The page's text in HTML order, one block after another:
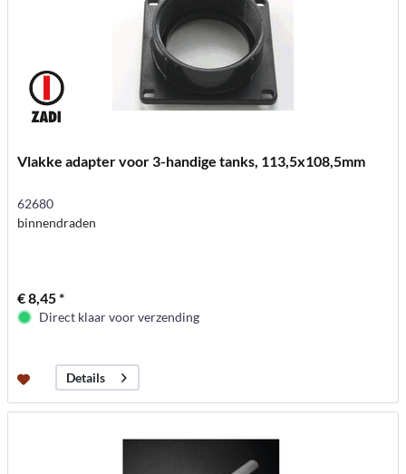
Vlakke adapter voor 3-handige tanks, 113,5x108,5mm
62680
binnendraden
€ 8,45 *
Direct klaar voor verzending
Details